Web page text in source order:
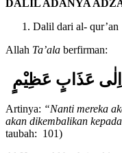
اِلٰى عَذَابٍ عَظِيْمٍ
Artinya:“Nanti mereka
akan dikembalikan